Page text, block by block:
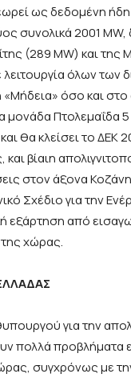
ως δεδομένη ήδη
συνολικά 2001 MW,
(289 MW) και της
όλων των
όσο και
Πτολεμαΐδα
θα κλείσει το ΔΕΚ
βίαιη
στον άξονα
Σχέδιο για την
εξάρτηση από
χώρας.
για την
πολλά προβλήματα
συγχρόνως με